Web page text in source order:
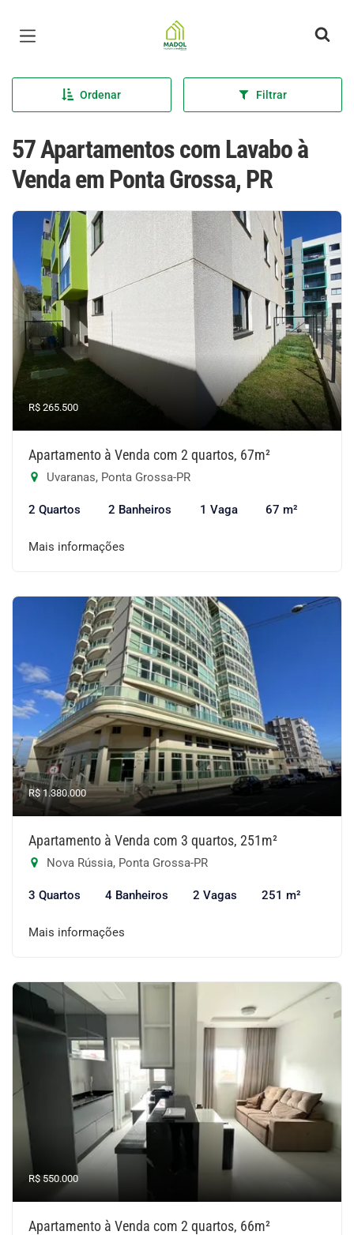
Página inicial
Ordenar Filtrar
57 Apartamentos com Lavabo à
Venda em Ponta Grossa, PR
R$ 265.500
Apartamento à Venda com 2 quartos, 67m²
Uvaranas, Ponta Grossa-PR
2 Quartos 2 Banheiros 1 Vaga 67 m²
Mais informações
R$ 1.380.000
Apartamento à Venda com 3 quartos, 251m²
Nova Rússia, Ponta Grossa-PR
3 Quartos 4 Banheiros 2 Vagas 251 m²
Mais informações
R$ 550.000
Apartamento à Venda com 2 quartos, 66m²